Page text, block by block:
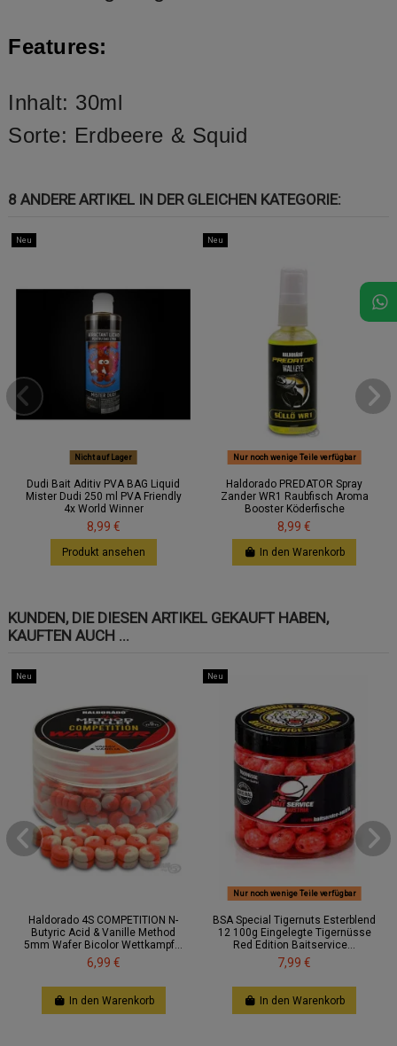
Features:
Inhalt: 30ml
Sorte: Erdbeere & Squid
8 ANDERE ARTIKEL IN DER GLEICHEN KATEGORIE:
Neu
Nicht auf Lager
Dudi Bait Aditiv PVA BAG Liquid
Mister Dudi 250 ml PVA Friendly
4x World Winner
8,99 €
Produkt ansehen
Neu
Nur noch wenige Teile verfügbar
Haldorado PREDATOR Spray
Zander WR1 Raubfisch Aroma
Booster Köderfische
8,99 €
In den Warenkorb
KUNDEN, DIE DIESEN ARTIKEL GEKAUFT HABEN,
KAUFTEN AUCH ...
Neu
Haldorado 4S COMPETITION N-
Butyric Acid & Vanille Method
5mm Wafer Bicolor Wettkampf...
6,99 €
In den Warenkorb
Neu
Nur noch wenige Teile verfügbar
BSA Special Tigernuts Esterblend
12 100g Eingelegte Tigernüsse
Red Edition Baitservice...
7,99 €
In den Warenkorb